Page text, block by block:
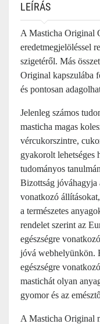
LEÍRÁS
A Masticha Original
eredetmegjelöléssel
szigetéről. Más
Original kapszulába
és pontosan
Jelenleg számos
masticha magas
vércukorszintre,
gyakorolt lehetséges
tudományos
Bizottság jóváhagyja
vonatkozó
a természetes
rendelet szerint az
egészségre
jóvá webhelyünkön.
egészségre
mastichát olyan
gyomor és az
A Masticha Original